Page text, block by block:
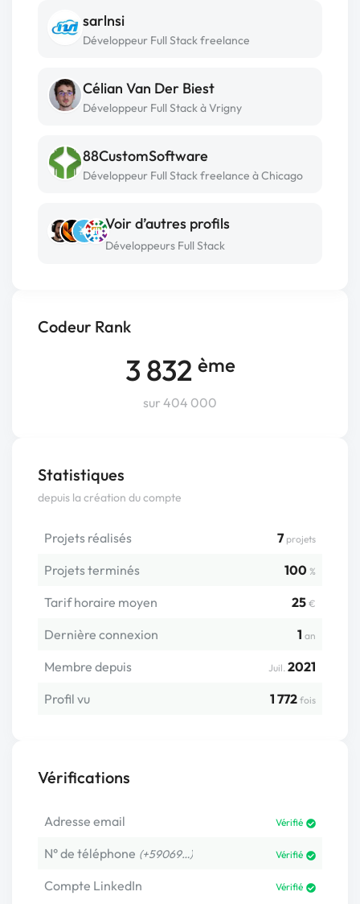
Codeur Rank
3 832 ème
sur 404 000
Statistiques
depuis la création du compte
Projets réalisés 7 projets
Projets terminés 100 %
Tarif horaire moyen 25 €
Dernière connexion 1 an
Membre depuis Juil. 2021
Profil vu
1 772 fois
Vérifications
Adresse email Vérifié
N° de téléphone (+59069…) Vérifié
Compte LinkedIn Vérifié
sarlnsi
Développeur Full Stack freelance
Célian Van Der Biest
Développeur Full Stack à Vrigny
88CustomSoftware
Développeur Full Stack freelance à Chicago
Voir d’autres profils
Développeurs Full Stack